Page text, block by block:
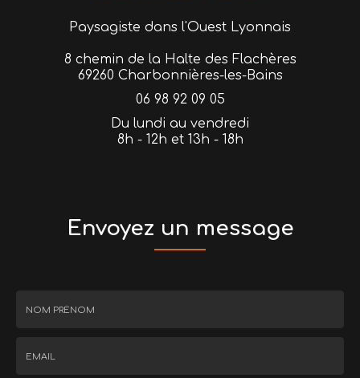
Paysagiste dans l'Ouest Lyonnais
8 chemin de la Halte des Flachères
69260 Charbonnières-les-Bains
06 98 92 09 05
Du lundi au vendredi
8h - 12h et 13h - 18h
Envoyez un message